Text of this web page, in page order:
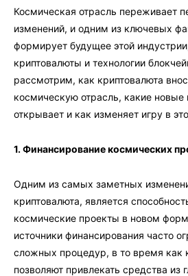
Космическая отрасль переживает
изменений, и одним из ключевых
формирует будущее этой
криптовалюты и технологии
рассмотрим, как криптовалюта
космическую отрасль, какие новые
открывает и как изменяет игру в
1. Финансирование космических
Одним из самых заметных
криптовалюта, является
космические проекты в новом
источники финансирования часто
сложных процедур, в то время как
позволяют привлекать средства из